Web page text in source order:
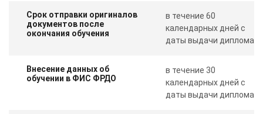
Срок отправки оригиналов
документов после
окончания обучения
в течение 60
календарных дней с
даты выдачи диплома
Внесение данных об
обучении в ФИС ФРДО
в течение 30
календарных дней с
даты выдачи диплома